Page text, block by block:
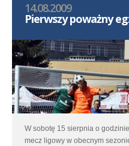
14.08.2009
Pierwszy poważny
W sobotę 15 sierpnia o
mecz ligowy w obecnym